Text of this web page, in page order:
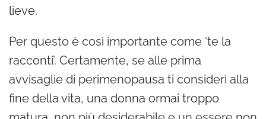
lieve.
Per questo è così importante come ‘te la
racconti’. Certamente, se alle prima
avvisaglie di perimenopausa ti consideri alla
fine della vita, una donna ormai troppo